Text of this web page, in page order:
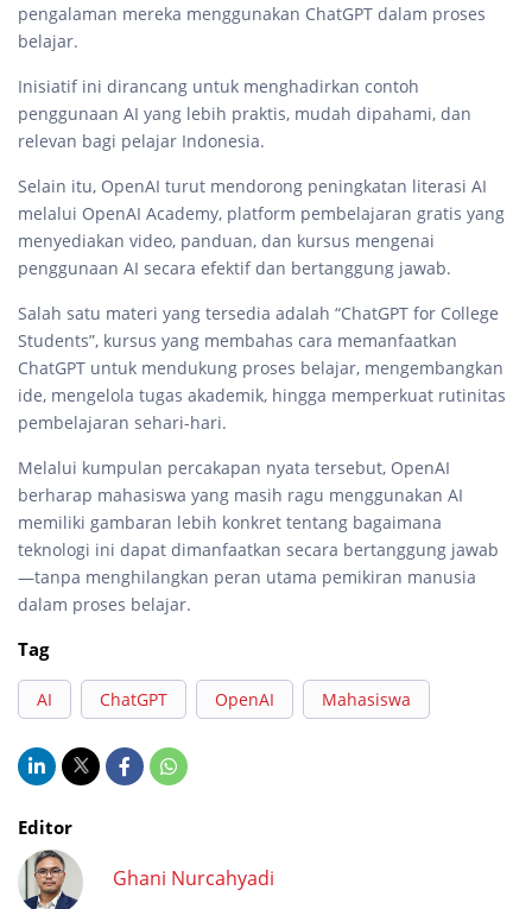
pengalaman mereka menggunakan ChatGPT dalam proses
belajar.
Inisiatif ini dirancang untuk menghadirkan contoh
penggunaan AI yang lebih praktis, mudah dipahami, dan
relevan bagi pelajar Indonesia.
Selain itu, OpenAI turut mendorong peningkatan literasi AI
melalui OpenAI Academy, platform pembelajaran gratis yang
menyediakan video, panduan, dan kursus mengenai
penggunaan AI secara efektif dan bertanggung jawab.
Salah satu materi yang tersedia adalah “ChatGPT for College
Students”, kursus yang membahas cara memanfaatkan
ChatGPT untuk mendukung proses belajar, mengembangkan
ide, mengelola tugas akademik, hingga memperkuat rutinitas
pembelajaran sehari-hari.
Melalui kumpulan percakapan nyata tersebut, OpenAI
berharap mahasiswa yang masih ragu menggunakan AI
memiliki gambaran lebih konkret tentang bagaimana
teknologi ini dapat dimanfaatkan secara bertanggung jawab
—tanpa menghilangkan peran utama pemikiran manusia
dalam proses belajar.
Tag
AI ChatGPT OpenAI Mahasiswa
Editor
Ghani Nurcahyadi